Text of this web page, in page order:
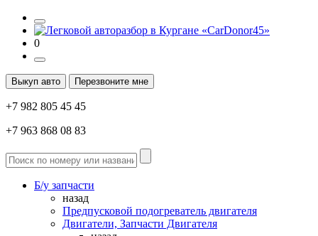
0
Выкуп авто Перезвоните мне
+7 982 805 45 45
+7 963 868 08 83
Б/у запчасти
назад
Предпусковой подогреватель двигателя
Двигатели, Запчасти Двигателя